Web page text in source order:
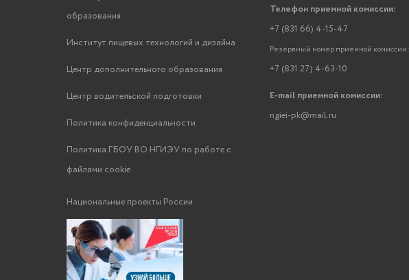
образования
Институт пищевых технологий и дизайна
Центр дополнительного образования
Центр водительской подготовки
Политика конфиденциальности
Политика ГБОУ ВО НГИЭУ по работе с
файлами cookie
Национальные проекты России
Телефон приемной комиссии:
+7 (831 66) 4-15-47
Резервный номер приемной комиссии:
+7 (831 27) 4-63-10
E-mail приемной комиссии:
ngiei-pk@mail.ru